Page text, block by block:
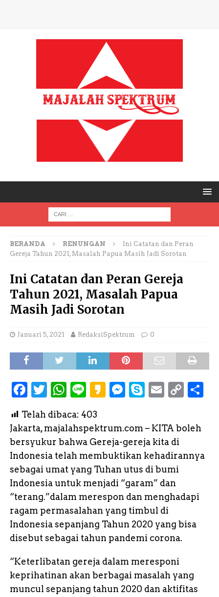
BERANDA RENUNGAN
Ini Catatan dan Peran
Gereja Tahun 2021, Masalah Papua Masih Jadi Sorotan
Ini Catatan dan Peran Gereja
Tahun 2021, Masalah Papua
Masih Jadi Sorotan
Januari 5, 2021 RedaksiSpektrum 0
F
c
e
b
o
o
k
T
it
te
r
W
a
ts
A
p
p
L
n
e
K
a
o
M
s
e
n
g
e
r
S
y
p
e
E
a
il
C
p
y
L
k
e
Telah dibaca: 403
Jakarta, majalahspektrum.com – KITA boleh
bersyukur bahwa Gereja-gereja kita di
Indonesia telah membuktikan kehadirannya
sebagai umat yang Tuhan utus di bumi
Indonesia untuk menjadi “garam” dan
“terang.”dalam merespon dan menghadapi
ragam permasalahan yang timbul di
Indonesia sepanjang Tahun 2020 yang bisa
disebut sebagai tahun pandemi corona.
“Keterlibatan gereja dalam meresponi
keprihatinan akan berbagai masalah yang
muncul sepanjang tahun 2020 dan aktifitas